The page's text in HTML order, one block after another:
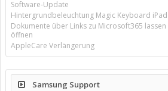
Software-Update
Hintergrundbeleuchtung Magic Keyboard iPad
Dokumente über Links zu Microsoft365
öffnen
AppleCare Verlängerung
Samsung Support